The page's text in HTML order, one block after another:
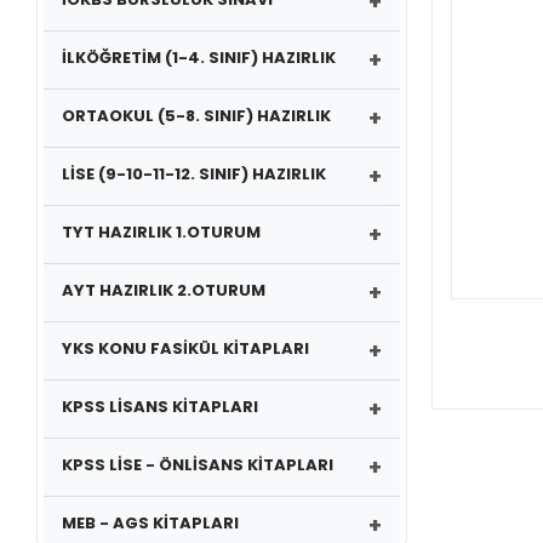
İLKÖĞRETİM (1-4. SINIF) HAZIRLIK +
ORTAOKUL (5-8. SINIF) HAZIRLIK +
LİSE (9-10-11-12. SINIF) HAZIRLIK +
TYT HAZIRLIK 1.OTURUM +
AYT HAZIRLIK 2.OTURUM +
YKS KONU FASİKÜL KİTAPLARI +
KPSS LİSANS KİTAPLARI +
KPSS LİSE - ÖNLİSANS KİTAPLARI +
MEB - AGS KİTAPLARI +